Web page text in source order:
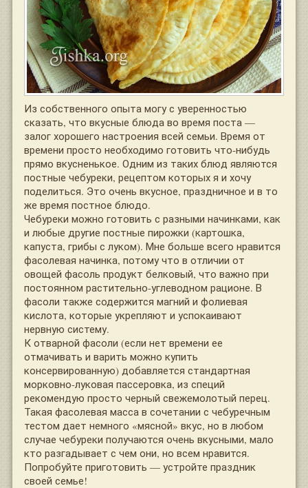
Из собственного опыта могу с уверенностью
сказать, что вкусные блюда во время поста —
залог хорошего настроения всей семьи. Время от
времени просто необходимо готовить что-нибудь
прямо вкусненькое. Одним из таких блюд являются
постные чебуреки, рецептом которых я и хочу
поделиться. Это очень вкусное, праздничное и в то
же время постное блюдо.
Чебуреки можно готовить с разными начинками, как
и любые другие постные пирожки (картошка,
капуста, грибы с луком). Мне больше всего нравится
фасолевая начинка, потому что в отличии от
овощей фасоль продукт белковый, что важно при
постоянном растительно-углеводном рационе. В
фасоли также содержится магний и фолиевая
кислота, которые укрепляют и успокаивают
нервную систему.
К отварной фасоли (если нет времени ее
отмачивать и варить можно купить
консервированную) добавляется стандартная
морковно-луковая пассеровка, из специй
рекомендую просто черный свежемолотый перец.
Такая фасолевая масса в сочетании с чебуречным
тестом дает немного «мясной» вкус, но в любом
случае чебуреки получаются очень вкусными, мало
кто разгадывает с чем они, но всем нравится.
Попробуйте приготовить — устройте праздник
своей семье!